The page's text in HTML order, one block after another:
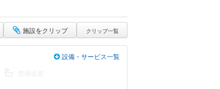
施設をクリップ クリップ一覧
設備・サービス一覧